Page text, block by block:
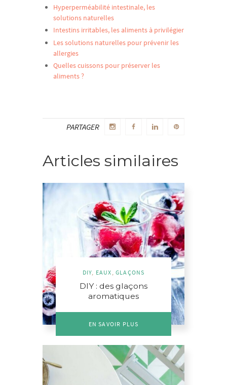
Hyperperméabilité intestinale, les
solutions naturelles
Intestins irritables, les aliments à privilégier
Les solutions naturelles pour prévenir les
allergies
Quelles cuissons pour préserver les
aliments ?
PARTAGER
Articles similaires
DIY, EAUX , GLAÇONS
DIY : des glaçons
aromatiques
EN SAVOIR PLUS